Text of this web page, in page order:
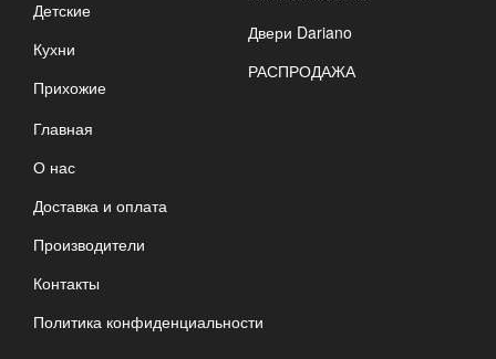
Детские
Кухни
Прихожие
Двери Dariano
РАСПРОДАЖА
Главная
О нас
Доставка и оплата
Производители
Контакты
Политика конфиденциальности